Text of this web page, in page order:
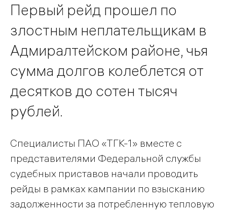
Первый рейд прошел по
злостным неплательщикам в
Адмиралтейском районе, чья
сумма долгов колеблется от
десятков до сотен тысяч
рублей.
Специалисты ПАО «ТГК-1» вместе с
представителями Федеральной службы
судебных приставов начали проводить
рейды в рамках кампании по взысканию
задолженности за потребленную тепловую